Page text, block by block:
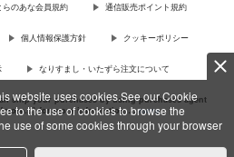
website uses cookies.See our Cookie
to the use of cookies to browse the
use of some cookies through your browser
らのあな会員規約 通信販売ポイント規約
個人情報保護方針 クッキーポリシー
なりすまし・いたずら注文について
ship your purchases by using purchases agent
{more…} for more information …more